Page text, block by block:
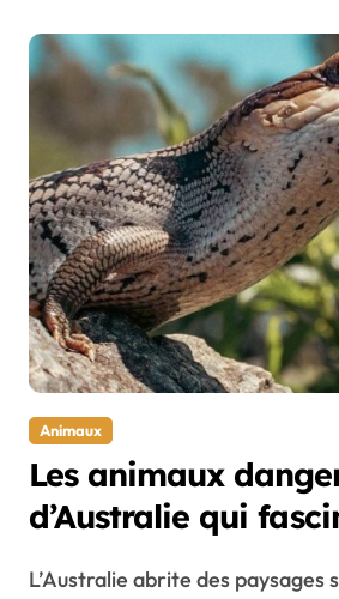
Animaux
Les animaux
d’Australie qui
L’Australie abrite des paysages spectaculaires et